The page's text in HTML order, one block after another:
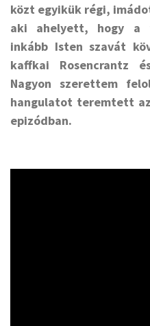
közt egyikük régi,
aki ahelyett, hogy a
inkább Isten szavát
kaffkai Rosencrantz
Nagyon szerettem
hangulatot teremtett
epizódban.